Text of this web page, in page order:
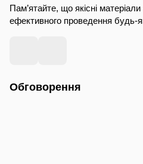
Пам’ятайте, що якісні
ефективного проведення будь-
Обговорення